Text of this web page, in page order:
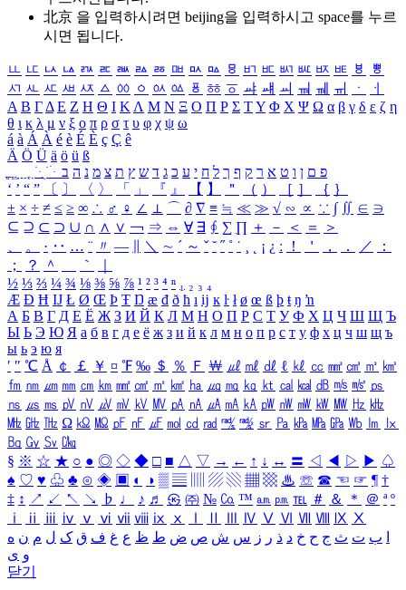
北京 을 입력하시려면 beijing을 입력하시고 space를 누르
시면 됩니다.
ㅥ ㅦ ㅧ ㅨ ㅩ ㅪ ㅫ ㅬ ㅭ ㅮ ㅯ ㅰ ㅱ ㅲ ㅳ ㅴ ㅵ ㅶ ㅷ ㅸ
ㅹ
ㅺ ㅻ ㅼ ㅽ ㅾ ㅿ ㆀ ㆁ ㆂ ㆃ ㆄ ㆅ ㆆ ㆇ ㆈ ㆉ ㆊ ㆋ ㆌ ㆍ
ㆎ
Α Β ΓΔ Ε Ζ Η Θ Ι ΚΛ Μ Ν Ξ Ο Π Ρ Σ ΤΥ Φ Χ Ψ Ω α β γ δ ε ζ η
θ ι κ λ μ ν ξ ο π ρ σ τ υ φ χ ψ ω
á à Á À é è É È ç Ç ê
Ä Ö Ü ä ö ü ß
ִֶֹ ֻּ ׁׂ פ ם ן ו ט א ר ק ף ך ל ח י ע כ ג ד ש ץ ת צ מ נ ה ב
‘ ’ “ ” 〔 〕 〈 〉 「 」 『 』 【 】 ＂ （ ） ［ ］ ｛ ｝
± × ÷ ≠ ≤ ≥ ∞ ∴ ♂ ♀ ∠ ⊥ ⌒ ∂ ∇ ≡ ≒ ≪ ≫ √ ∽ ∝ ∵ ∫ ∬ ∈ ∋
⊆ ⊇ ⊂ ⊃ ∪ ∩ ∧ ∨ ￢ ⇒ ⇔ ∀ ∃ ∮ ∑ ∏ ＋ － ＜ ＝
＞
、
。 · ‥ … ¨ 〃 ― ＼ ∼ ´ ～ ˇ ˘ ˝ ˚ ˙ ¸ ¡ ¿ ː ！ ＇ ， ． ／
：
；
？ ＾ ｀
½ ⅓ ⅔ ¼ ¾ ⅛ ⅜ ⅝ ⅞ ¹ ² ³ ⁴ ⁿ ₁ ₂ ₃ ₄
Æ Ð Ħ Ĳ Ł Ø Œ Þ Ŧ Ŋ æ đ ð ħ ı ĳ ĸ ŀ ł ø œ ß þ ŧ ŋ ŉ
А Б В Г Д Е Ё Ж З И Й К Л М Н О П Р С Т У Ф Х Ц Ч Ш Щ Ъ
Ы Ь Э Ю Я а б в г д е ё ж з и й к л м н о п р с т у ф х ц ч ш щ ъ
ы ь э ю я
′ ″ ℃ Å ￠ ￡ ￥ ¤ ℉ ‰ ＄ ％ Ｆ ￦ ㎕ ㎖ ㎗ ℓ ㎘ ㏄ ㎣ ㎤ ㎥ ㎦
㎙ ㎚ ㎛ ㎜ ㎝ ㎞ ㎟ ㎠ ㎡ ㎢ ㏊ ㎍ ㎎ ㎏ ㏏ ㎈ ㎉ ㏈ ㎧ ㎨ ㎰
㎱ ㎲ ㎳ ㎴ ㎵ ㎶ ㎷ ㎸ ㎹ ㎀ ㎁ ㎂ ㎃ ㎄ ㎺ ㎻ ㎽ ㎾ ㎿ ㎐ ㎑
㎒ ㎓ ㎔ Ω ㏀ ㏁ ㎊ ㎋ ㎌ ㏖ ㏅ ㎭ ㎮ ㎯ ㏛ ㎩ ㎪ ㎫ ㎬ ㏝ ㏐
㏓
㏃ ㏉ ㏜ ㏆
§ ※ ☆ ★ ○ ● ◎ ◇ ◆ □ ■ △ ▽ → ← ↑ ↓ ↔ 〓 ◁ ◀ ▷ ▶ ♤
♠ ♡ ♥ ♧ ♣ ⊙ ◈ ▣ ◐ ◑ ▒ ▤ ▨ ▧ ▦ ▩ ♨ ☏ ☎ ☜ ☞ ¶ †
‡ ↕ ↗ ↙ ↖ ↘ ♭ ♩ ♪ ♬ ㉿ ㈜ № ㏇ ™ ㏂ ㏘ ℡ ＃ ＆ ＊ ＠ ª º
ⅰ
ⅱ ⅲ ⅳ ⅴ ⅵ ⅶ ⅷ ⅸ ⅹ Ⅳ Ⅴ Ⅵ Ⅶ Ⅷ Ⅸ Ⅹ
ب ت ث ج ح خ د ذ ر ز س ش ص ض ط ظ ع غ ف ق ک ل م ن ه
و ی
닫기